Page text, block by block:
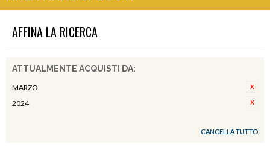
AFFINA LA RICERCA
ATTUALMENTE ACQUISTI DA:
MARZO
2024
CANCELLA TUTTO